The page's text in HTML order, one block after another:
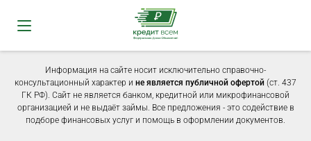
Информация на сайте носит исключительно справочно-
консультационный характер и не является публичной офертой (ст. 437
ГК РФ). Сайт не является банком, кредитной или микрофинансовой
организацией и не выдаёт займы. Все предложения - это содействие в
подборе финансовых услуг и помощь в оформлении документов.